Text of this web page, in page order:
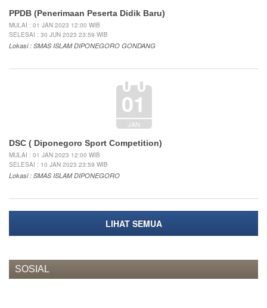
PPDB (Penerimaan Peserta Didik Baru)
MULAI : 01 JAN 2023 12:00 WIB
SELESAI : 30 JUN 2023 23:59 WIB
Lokasi : SMAS ISLAM DIPONEGORO GONDANG
01
JAN
DSC ( Diponegoro Sport Competition)
MULAI : 01 JAN 2023 12:00 WIB
SELESAI : 10 JAN 2023 23:59 WIB
Lokasi : SMAS ISLAM DIPONEGORO
LIHAT SEMUA
SOSIAL